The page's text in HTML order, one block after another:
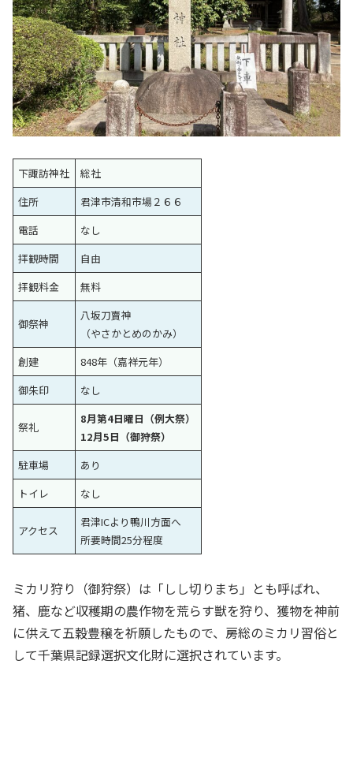
下諏訪神社
総社
住所
君津市清和市場２６６
電話
なし
拝観時間
自由
拝観料金
無料
御祭神
八坂刀賣神
（やさかとめのかみ）
創建
848年（嘉祥元年）
御朱印
なし
祭礼
8月第4日曜日（例大祭）
12月5日（御狩祭）
駐車場
あり
トイレ
なし
アクセス
君津ICより鴨川方面へ
所要時間25分程度
ミカリ狩り（御狩祭）は「しし切りまち」とも呼ばれ、
猪、鹿など収穫期の農作物を荒らす獣を狩り、獲物を神前
に供えて五穀豊穣を祈願したもので、房総のミカリ習俗と
して千葉県記録選択文化財に選択されています。